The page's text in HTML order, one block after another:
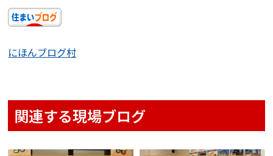
にほんブログ村
関連する現場ブログ